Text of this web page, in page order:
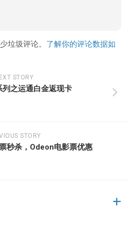
垃圾评论。 了解你的评论数据如
STORY
之运通白金返现卡
STORY
秒杀，Odeon电影票优惠